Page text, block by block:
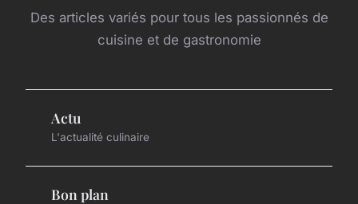
Des articles variés pour tous les passionnés de
cuisine et de gastronomie
Actu
L'actualité culinaire
Bon plan